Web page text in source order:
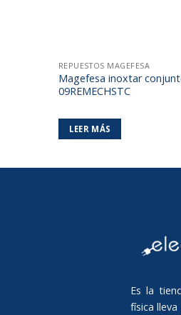
REPUESTOS MAGEFESA
Magefesa inoxtar
09REMECHSTC
LEER MÁS
Es la
física